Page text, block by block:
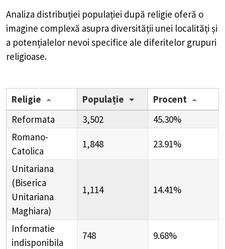
Analiza distribuției populației după religie oferă o
imagine complexă asupra diversității unei localități și
a potențialelor nevoi specifice ale diferitelor grupuri
religioase.
Religie Populație
Procent
Reformata
3,502
45.30%
Romano-
Catolica
1,848 23.91%
Unitariana
(Biserica
Unitariana
Maghiara)
1,114 14.41%
Informatie
indisponibila
748 9.68%